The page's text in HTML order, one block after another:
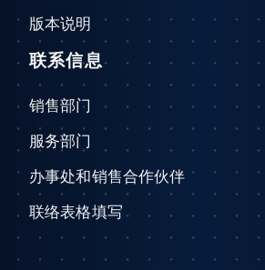
版本说明
联系信息
销售部门
服务部门
办事处和销售合作伙伴
联络表格填写